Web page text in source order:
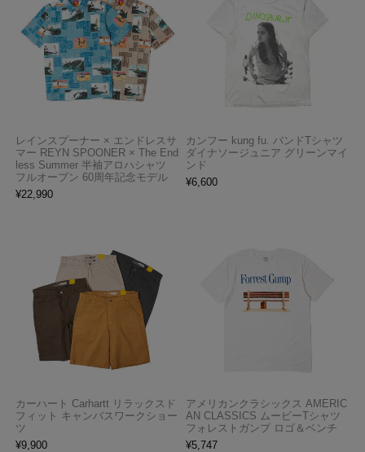
レインスプーナー × エンドレスサ
マー REYN SPOONER × The End
less Summer 半袖アロハシャツ
フルオープン 60周年記念モデル
¥22,990
カンフー kung fu. バンドTシャツ
ダイナソージュニア グリーンマイ
ンド
¥6,600
カーハート Carhartt リラックスド
フィット キャンバスワークショー
ツ
¥9,900
アメリカンクラシックス AMERIC
AN CLASSICS ムービーTシャツ
フォレストガンプ ロゴ＆ベンチ
¥5,747